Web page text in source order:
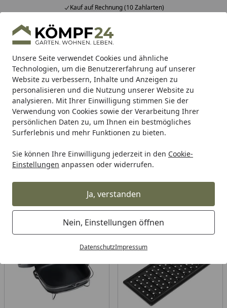
Unsere Seite verwendet Cookies und ähnliche
Technologien, um die Benutzererfahrung auf unserer
Website zu verbessern, Inhalte und Anzeigen zu
personalisieren und die Nutzung unserer Website zu
analysieren. Mit Ihrer Einwilligung stimmen Sie der
Verwendung von Cookies sowie der Verarbeitung Ihrer
persönlichen Daten zu, um Ihnen ein bestmögliches
Surferlebnis und mehr Funktionen zu bieten.
Sie können Ihre Einwilligung jederzeit in den Cookie-
Einstellungen anpassen oder widerrufen.
Ja, verstanden
Nein, Einstellungen öffnen
DatenschutzImpressum
Kauf auf Rechnung (10 Zahlarten)
Alle Produkte
Mein Konto
Suchen
Startseite
Grill Grillzubehör nach Marken Zubehör von
Zubehör von Outdoorchef
Ihre Artikelübersicht
Kategorien
Filter / Sortierung
6 Artikel gefunden
-19%